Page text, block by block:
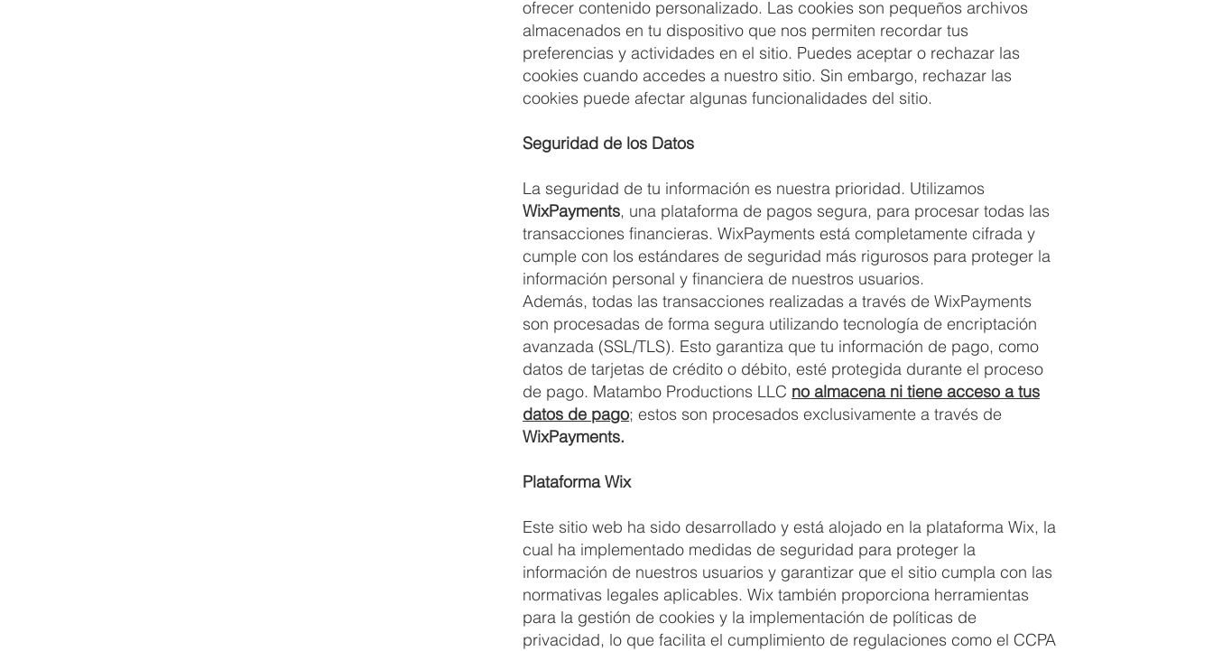
ofrecer contenido personalizado. Las cookies son pequeños archivos
almacenados en tu dispositivo que nos permiten recordar tus
preferencias y actividades en el sitio. Puedes aceptar o rechazar las
cookies cuando accedes a nuestro sitio. Sin embargo, rechazar las
cookies puede afectar algunas funcionalidades del sitio.
Seguridad de los Datos
La seguridad de tu información es nuestra prioridad. Utilizamos
WixPayments, una plataforma de pagos segura, para procesar todas las
transacciones financieras. WixPayments está completamente cifrada y
cumple con los estándares de seguridad más rigurosos para proteger la
información personal y financiera de nuestros usuarios.
Además, todas las transacciones realizadas a través de WixPayments
son procesadas de forma segura utilizando tecnología de encriptación
avanzada (SSL/TLS). Esto garantiza que tu información de pago, como
datos de tarjetas de crédito o débito, esté protegida durante el proceso
de pago. Matambo Productions LLC no almacena ni tiene acceso a tus
datos de pago; estos son procesados exclusivamente a través de
WixPayments.
Plataforma Wix
Este sitio web ha sido desarrollado y está alojado en la plataforma Wix, la
cual ha implementado medidas de seguridad para proteger la
información de nuestros usuarios y garantizar que el sitio cumpla con las
normativas legales aplicables. Wix también proporciona herramientas
para la gestión de cookies y la implementación de políticas de
privacidad, lo que facilita el cumplimiento de regulaciones como el CCPA